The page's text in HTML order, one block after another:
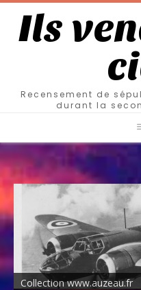
Ils
Recensement de
durant la
Collection www.auzeau.fr